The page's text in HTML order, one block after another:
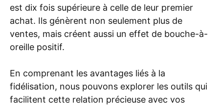
est dix fois supérieure à celle de leur premier
achat. Ils génèrent non seulement plus de
ventes, mais créent aussi un effet de bouche-à-
oreille positif.
En comprenant les avantages liés à la
fidélisation, nous pouvons explorer les outils qui
facilitent cette relation précieuse avec vos